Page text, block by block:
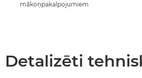
mākoņpakalpojumiem
Detalizēti